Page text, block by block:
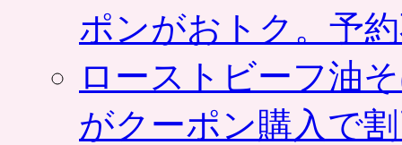
ポンがおトク。予
ローストビーフ油
がクーポン購入で